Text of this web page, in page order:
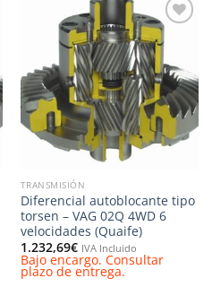
Añadir
a la
lista de
deseos
TRANSMISIÓN
Diferencial autoblocante tipo
torsen – VAG 02Q 4WD 6
velocidades (Quaife)
1.232,69€ IVA Incluido
Bajo encargo. Consultar
plazo de entrega.